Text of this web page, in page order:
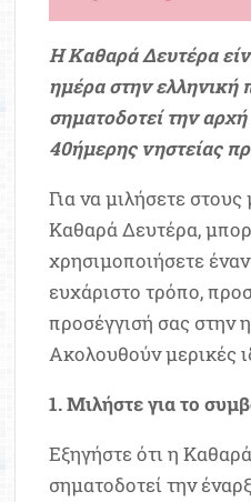
Η Καθαρά Δευτέρα
ημέρα στην
σηματοδοτεί την
40ήμερης νηστείας
Για να μιλήσετε
Καθαρά Δευτέρα,
χρησιμοποιήσετε
ευχάριστο τρόπο,
προσέγγισή σας στην
Ακολουθούν μερικές
1. Μιλήστε για το
Εξηγήστε ότι η
σηματοδοτεί την